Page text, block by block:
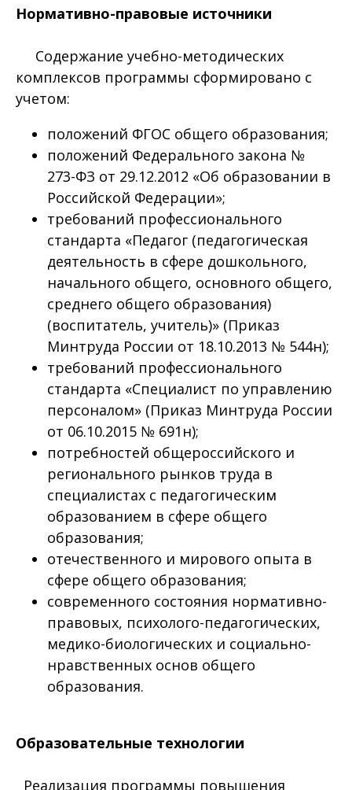
Нормативно-правовые источники
Содержание учебно-методических
комплексов программы сформировано с
учетом:
положений ФГОС общего образования;
положений Федерального закона №
273-ФЗ от 29.12.2012 «Об образовании в
Российской Федерации»;
требований профессионального
стандарта «Педагог (педагогическая
деятельность в сфере дошкольного,
начального общего, основного общего,
среднего общего образования)
(воспитатель, учитель)» (Приказ
Минтруда России от 18.10.2013 № 544н);
требований профессионального
стандарта «Специалист по управлению
персоналом» (Приказ Минтруда России
от 06.10.2015 № 691н);
потребностей общероссийского и
регионального рынков труда в
специалистах с педагогическим
образованием в сфере общего
образования;
отечественного и мирового опыта в
сфере общего образования;
современного состояния нормативно-
правовых, психолого-педагогических,
медико-биологических и социально-
нравственных основ общего
образования.
Образовательные технологии
Реализация программы повышения